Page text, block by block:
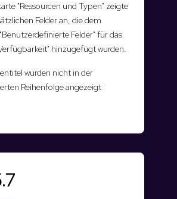
"Ressourcen und Typen" zeigte
Felder an, die dem
Felder" für das
hinzugefügt wurden.
wurden nicht in der
Reihenfolge angezeigt